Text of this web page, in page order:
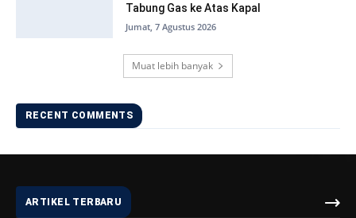
Tabung Gas ke Atas Kapal
Jumat, 7 Agustus 2026
Muat lebih banyak
RECENT COMMENTS
ARTIKEL TERBARU